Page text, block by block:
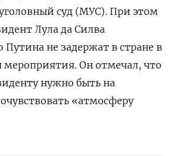
суд (МУС). При этом
Лула да Силва
Путина не задержат в стране в
мероприятия. Он отмечал, что
нужно быть на
«атмосферу